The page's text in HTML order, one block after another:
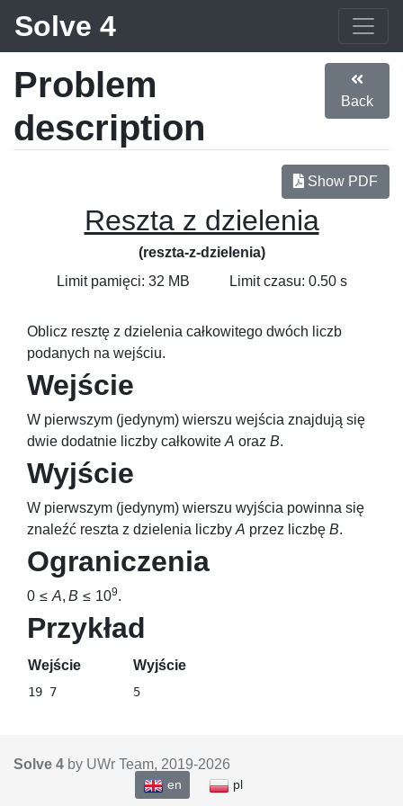
Solve 4
Problem
description
Back
Show PDF
Reszta z dzielenia
(reszta-z-dzielenia)
Limit pamięci: 32 MB
Limit czasu: 0.50 s
Oblicz resztę z dzielenia całkowitego dwóch liczb
podanych na wejściu.
Wejście
W pierwszym (jedynym) wierszu wejścia znajdują się
dwie dodatnie liczby całkowite A oraz B.
Wyjście
W pierwszym (jedynym) wierszu wyjścia powinna się
znaleźć reszta z dzielenia liczby A przez liczbę B.
Ograniczenia
0 ≤ A, B ≤ 109.
Przykład
Wejście Wyjście
Solve 4 by UWr Team, 2019-2026
en pl